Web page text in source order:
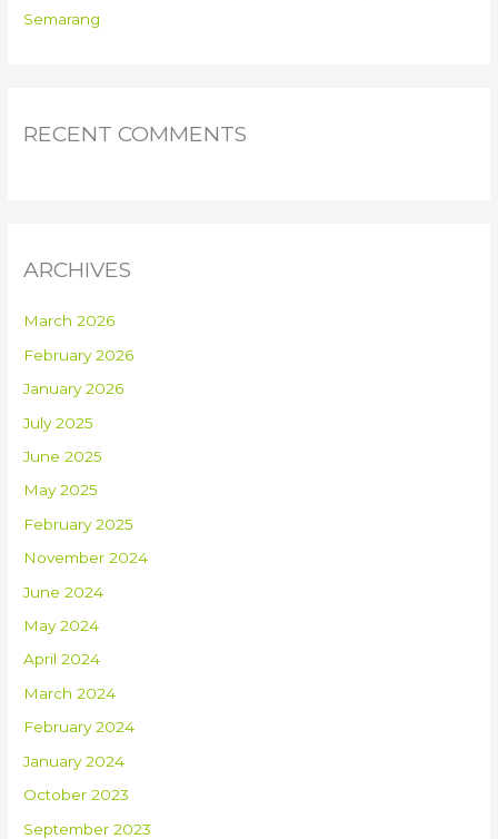
Semarang
RECENT COMMENTS
ARCHIVES
March 2026
February 2026
January 2026
July 2025
June 2025
May 2025
February 2025
November 2024
June 2024
May 2024
April 2024
March 2024
February 2024
January 2024
October 2023
September 2023